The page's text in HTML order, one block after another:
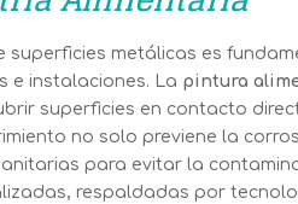
superficies metálicas es
e instalaciones. La pintura
superficies en contacto
no solo previene la
para evitar la
respaldadas por